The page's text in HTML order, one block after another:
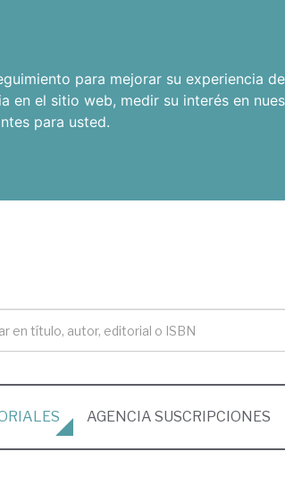
para mejorar su experiencia
en el sitio web, medir su interés en
para usted.
AGENCIA SUSCRIPCIONES